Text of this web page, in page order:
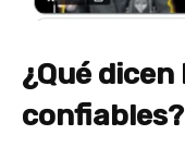
¿Qué
confiables?